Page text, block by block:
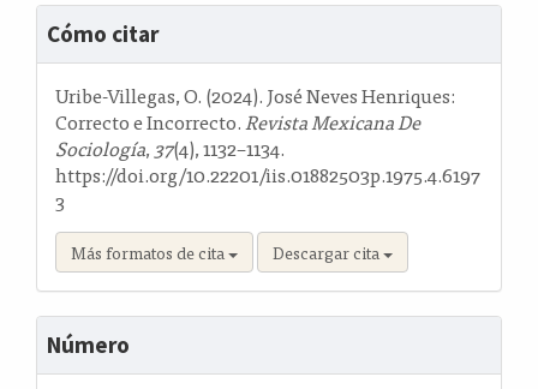
Detalles
del
artículo
Cómo citar
Uribe-Villegas, O. (2024). José Neves Henriques:
Correcto e Incorrecto.Revista Mexicana De
Sociología,37(4), 1132–1134.
https://doi.org/10.22201/iis.01882503p.1975.4.6197
3
Más formatos de cita Descargar cita
Número